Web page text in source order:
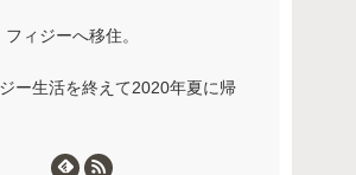
ィジーへ移住。
ー生活を終えて2020年夏に帰